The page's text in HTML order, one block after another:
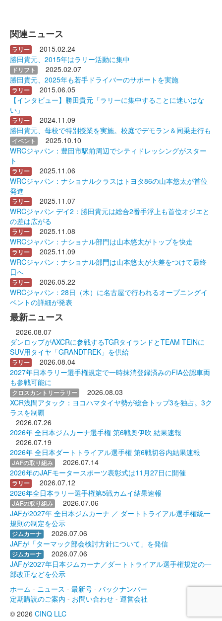
関連ニュース
ラリー
2015.02.24
勝田貴元、2015年はラリー活動に集中
ドリフト
2025.02.07
勝田貴元、2025年も若手ドライバーのサポートを実施
ラリー
2015.06.05
【インタビュー】勝田貴元「ラリーに集中することに迷いはな
い」
ラリー
2024.11.09
勝田貴元、母校で特別授業を実施。校庭でデモラン＆同乗走行も
イベント
2025.10.10
WRCジャパン：豊田市駅前周辺でシティドレッシングがスター
ト
ラリー
2025.11.06
WRCジャパン：ナショナルクラスはトヨタ86の山本悠太が首位
発進
ラリー
2025.11.07
WRCジャパン デイ2：勝田貴元は総合2番手浮上も首位オジエと
の差は広がる
ラリー
2025.11.08
WRCジャパン：ナショナル部門は山本悠太がトップを快走
ラリー
2025.11.09
WRCジャパン：ナショナル部門は山本悠太が大差をつけて最終
日へ
ラリー
2026.05.22
WRCジャパン：28日（木）に名古屋で行われるオープニングイ
ベントの詳細が発表
最新ニュース
2026.08.07
ダンロップがAXCRに参戦するTGRタイランドとTEAM TEINに
SUV用タイヤ「GRANDTREK」を供給
ラリー
2026.08.04
2027年日本ラリー選手権規定で一時抹消登録済みのFIA公認車両
も参戦可能に
クロスカントリーラリー
2026.08.03
XCR浅間アタック：ヨコハマタイヤ勢が総合トップ3を独占。3ク
ラスを制覇
2026.07.26
2026年 全日本ジムカーナ選手権 第6戦奥伊吹 結果速報
2026.07.19
2026年 全日本ダートトライアル選手権 第6戦切谷内結果速報
JAFの取り組み
2026.07.14
2026年のJAFモータースポーツ表彰式は11月27日に開催
ラリー
2026.07.12
2026年全日本ラリー選手権第5戦カムイ結果速報
JAFの取り組み
2026.07.06
JAFが2027年 全日本ジムカーナ ／ ダートトライアル選手権統一
規則の制定を公示
ジムカーナ
2026.07.06
JAFが「ターマック部会検討方針について」を発信
ジムカーナ
2026.07.06
JAFが2027年日本ジムカーナ／ダートトライアル選手権規定の一
部改正などを公示
ホーム - ニュース - 最新号 - バックナンバー
定期購読のご案内 - お問い合わせ - 運営会社
© 2026 CINQ LLC